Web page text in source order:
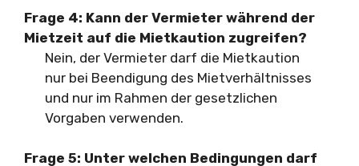
Frage 4: Kann der Vermieter während der
Mietzeit auf die Mietkaution zugreifen?
Nein, der Vermieter darf die Mietkaution
nur bei Beendigung des Mietverhältnisses
und nur im Rahmen der gesetzlichen
Vorgaben verwenden.
Frage 5: Unter welchen Bedingungen darf